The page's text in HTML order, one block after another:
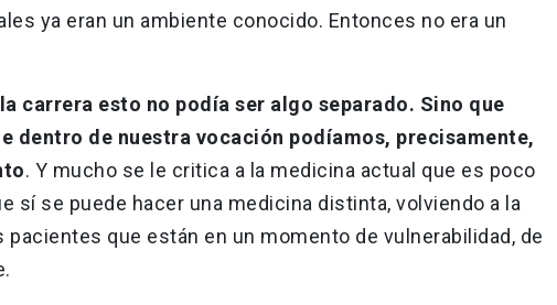
ya eran un ambiente conocido. Entonces no era un
carrera esto no podía ser algo separado. Sino que
dentro de nuestra vocación podíamos, precisamente,
. Y mucho se le critica a la medicina actual que es poco
sí se puede hacer una medicina distinta, volviendo a la
pacientes que están en un momento de vulnerabilidad, de